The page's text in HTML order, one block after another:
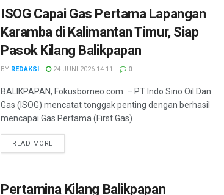
ISOG Capai Gas Pertama Lapangan
Karamba di Kalimantan Timur, Siap
Pasok Kilang Balikpapan
BY REDAKSI 24 JUNI 2026 14:11 0
BALIKPAPAN, Fokusborneo.com – PT Indo Sino Oil Dan
Gas (ISOG) mencatat tonggak penting dengan berhasil
mencapai Gas Pertama (First Gas) ...
READ MOREDETAILS
Pertamina Kilang Balikpapan